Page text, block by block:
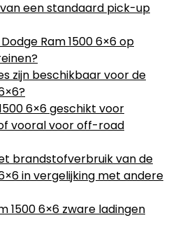
een standaard pick-up
Ram 1500 6×6 op
zijn beschikbaar voor de
6×6 geschikt voor
vooral voor off-road
brandstofverbruik van de
in vergelijking met andere
1500 6×6 zware ladingen